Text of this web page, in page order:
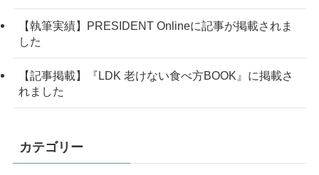
【執筆実績】PRESIDENT Onlineに記事が掲載されま
した
【記事掲載】『LDK 老けない食べ方BOOK』に掲載さ
れました
カテゴリー